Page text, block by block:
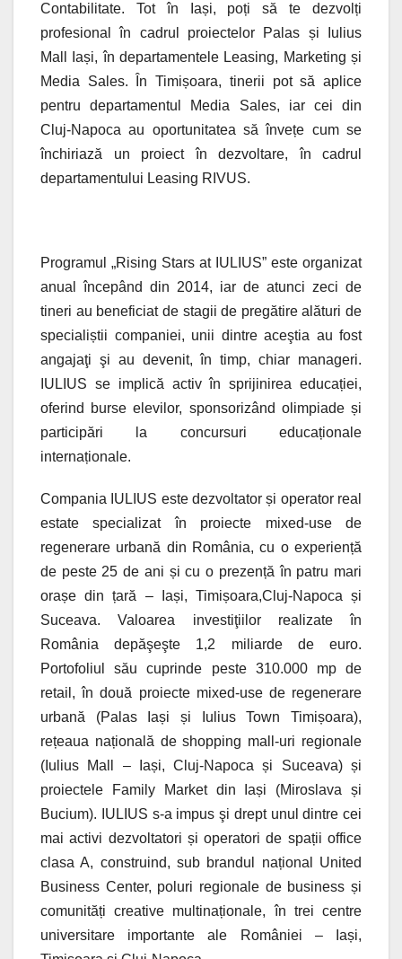
Contabilitate. Tot în Iași, poți să te dezvolți
profesional în cadrul proiectelor Palas și Iulius
Mall Iași, în departamentele Leasing, Marketing și
Media Sales. În Timișoara, tinerii pot să aplice
pentru departamentul Media Sales, iar cei din
Cluj-Napoca au oportunitatea să învețe cum se
închiriază un proiect în dezvoltare, în cadrul
departamentului Leasing RIVUS.
Programul „Rising Stars at IULIUS” este organizat
anual începând din 2014, iar de atunci zeci de
tineri au beneficiat de stagii de pregătire alături de
specialiștii companiei, unii dintre aceştia au fost
angajaţi şi au devenit, în timp, chiar manageri.
IULIUS se implică activ în sprijinirea educației,
oferind burse elevilor, sponsorizând olimpiade și
participări la concursuri educaționale
internaționale.
Compania IULIUS este dezvoltator și operator real
estate specializat în proiecte mixed-use de
regenerare urbană din România, cu o experiență
de peste 25 de ani și cu o prezență în patru mari
orașe din țară – Iași, Timișoara,Cluj-Napoca și
Suceava. Valoarea investiţiilor realizate în
România depăşeşte 1,2 miliarde de euro.
Portofoliul său cuprinde peste 310.000 mp de
retail, în două proiecte mixed-use de regenerare
urbană (Palas Iași și Iulius Town Timișoara),
rețeaua națională de shopping mall-uri regionale
(Iulius Mall – Iași, Cluj-Napoca și Suceava) și
proiectele Family Market din Iași (Miroslava și
Bucium). IULIUS s-a impus şi drept unul dintre cei
mai activi dezvoltatori și operatori de spații office
clasa A, construind, sub brandul național United
Business Center, poluri regionale de business și
comunități creative multinaționale, în trei centre
universitare importante ale României – Iași,